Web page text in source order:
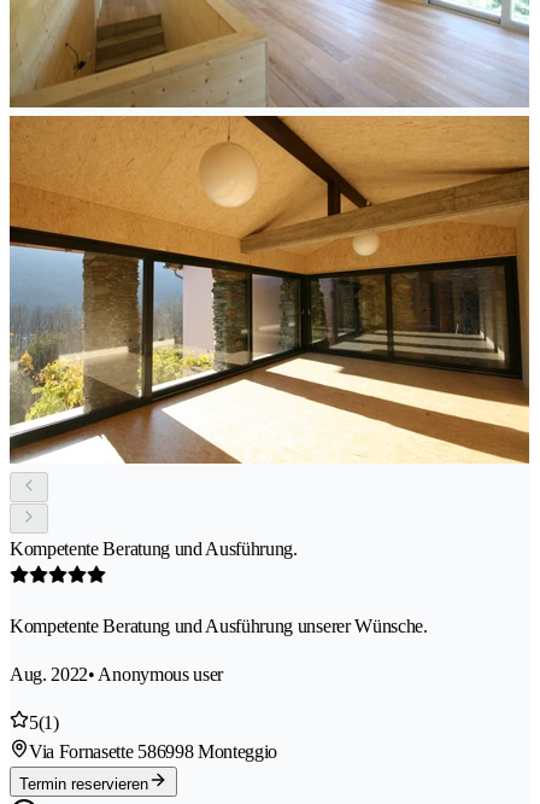
Kompetente Beratung und Ausführung.
Kompetente Beratung und Ausführung unserer Wünsche.
Aug. 2022• Anonymous user
5(1)
Via Fornasette 586998 Monteggio
Termin reservieren